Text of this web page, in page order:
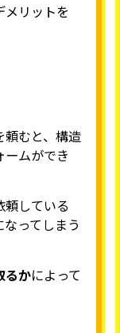
メリットを
頼むと、構造
ムができ
している
ってしまう
るかによって